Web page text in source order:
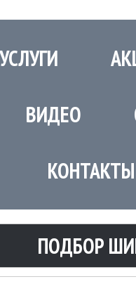
УСЛУГИ
ВИДЕО
КОНТАКТЫ
ПОДБОР